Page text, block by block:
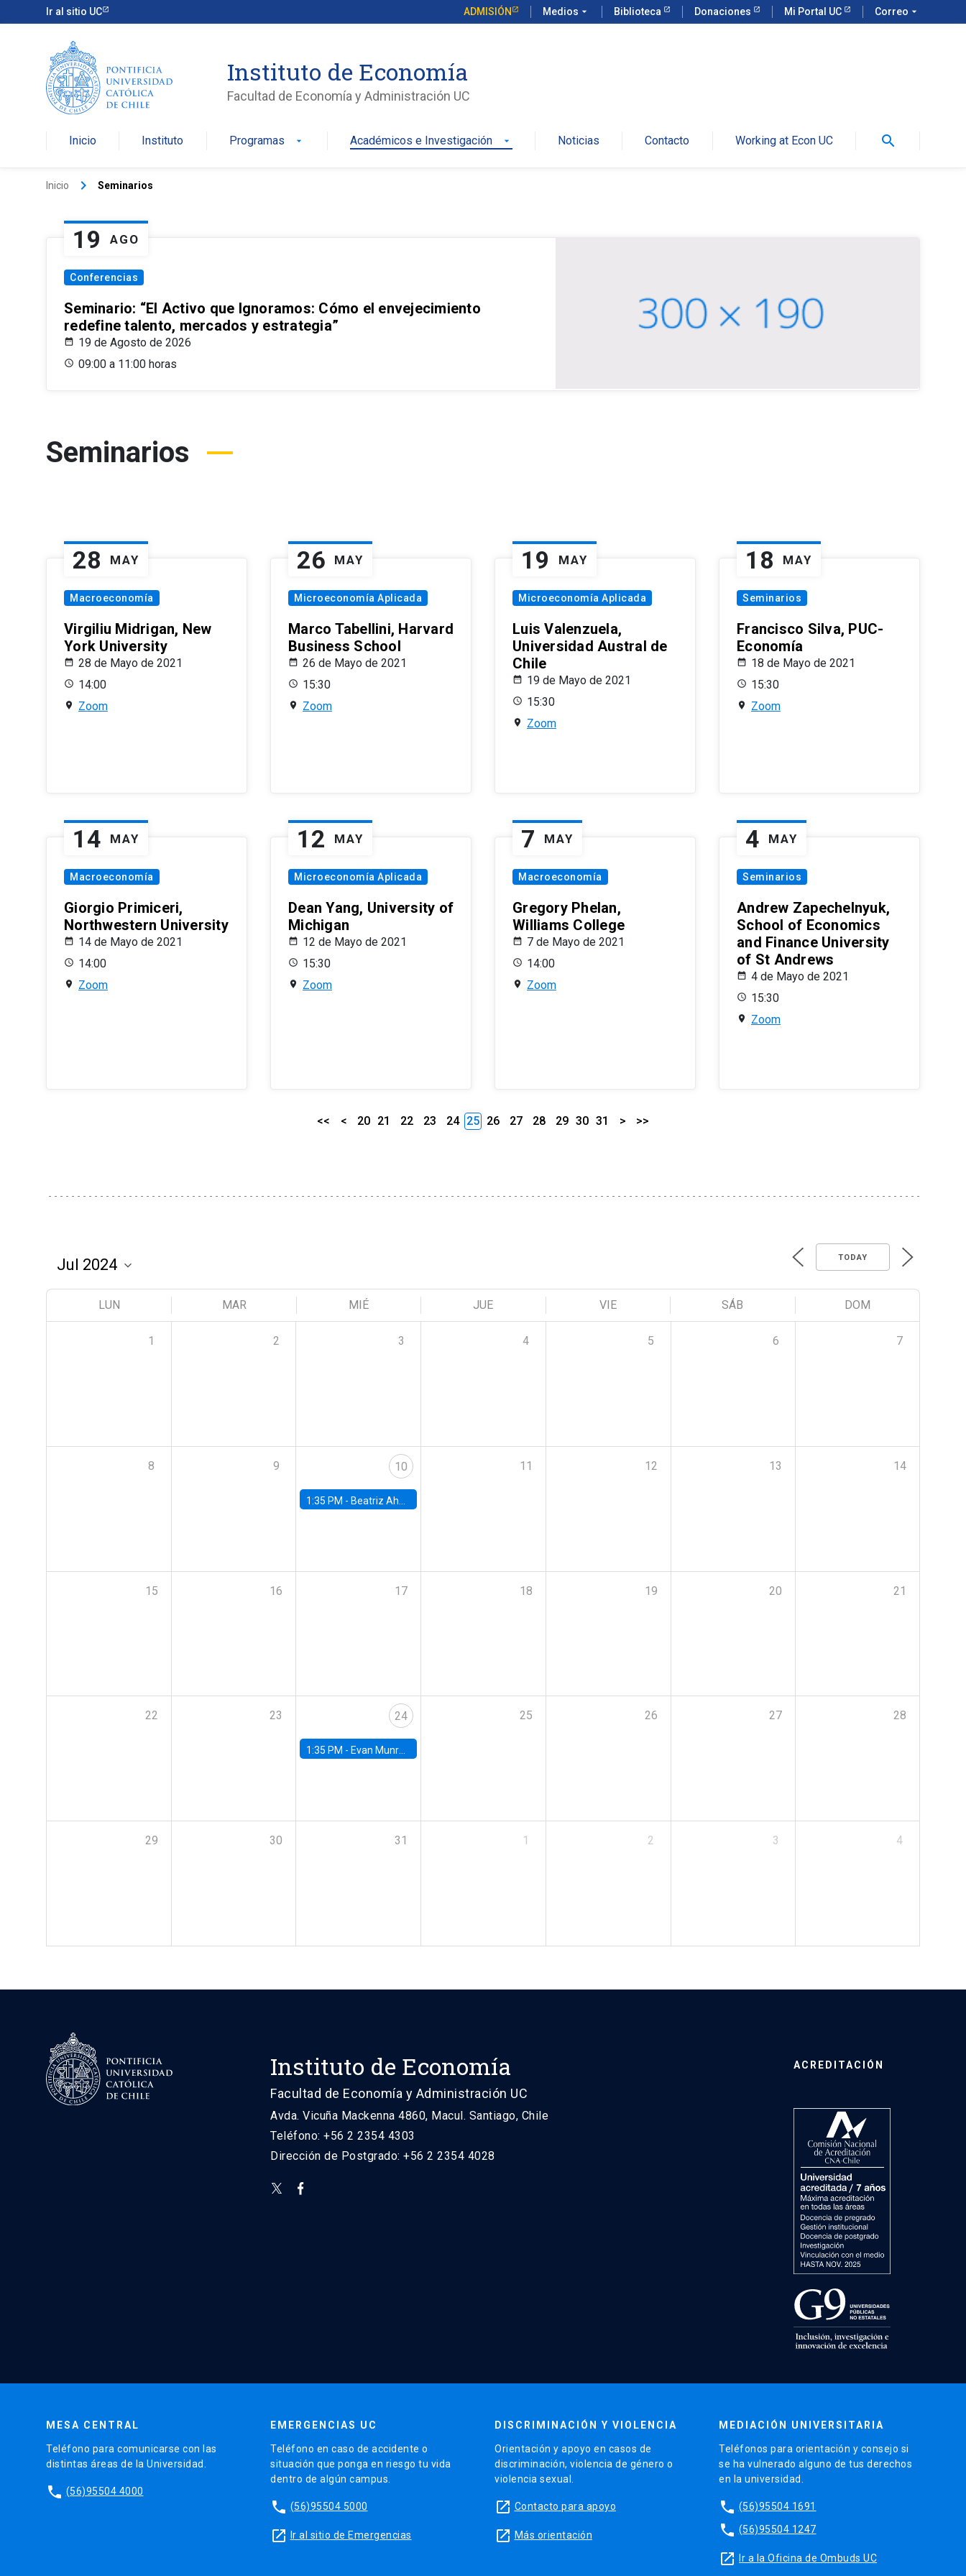
Ir al sitio UC ADMISIÓN Medios arrow_drop_down Biblioteca Donaciones Mi Portal UC Correo arrow_drop_down
Instituto de Economía
Facultad de Economía y Administración UC
Inicio Instituto Programas arrow_drop_down Académicos e Investigación arrow_drop_down Noticias Contacto Working at Econ UC search
Inicio keyboard_arrow_right Seminarios
19 AGO
Conferencias
Seminario: “El Activo que Ignoramos: Cómo el envejecimiento
redefine talento, mercados y estrategia”
19 de Agosto de 2026
09:00 a 11:00 horas
Seminarios
28 MAY
Macroeconomía
Virgiliu Midrigan, New
York University
28 de Mayo de 2021
14:00
Zoom
26 MAY
Microeconomía Aplicada
Marco Tabellini, Harvard
Business School
26 de Mayo de 2021
15:30
Zoom
19 MAY
Microeconomía Aplicada
Luis Valenzuela,
Universidad Austral de
Chile
19 de Mayo de 2021
15:30
Zoom
18 MAY
Seminarios
Francisco Silva, PUC-
Economía
18 de Mayo de 2021
15:30
Zoom
14 MAY
Macroeconomía
Giorgio Primiceri,
Northwestern University
14 de Mayo de 2021
14:00
Zoom
12 MAY
Microeconomía Aplicada
Dean Yang, University of
Michigan
12 de Mayo de 2021
15:30
Zoom
7 MAY
Macroeconomía
Gregory Phelan,
Williams College
7 de Mayo de 2021
14:00
Zoom
4 MAY
Seminarios
Andrew Zapechelnyuk,
School of Economics
and Finance University
of St Andrews
4 de Mayo de 2021
15:30
Zoom
<< < 20 21 22 23 24 25 26 27 28 29 30 31 > >>
TODAY
LUN MAR MIÉ JUE VIE SÁB DOM
1 2 3 4 5 6 7
8 9 10
1:35 PM - Beatriz Ahumada, PhD candidate, Universidad de Pittsburgh
11 12 13 14
15 16 17 18 19 20 21
22 23 24
1:35 PM - Evan Munro, Neyman Visiting Assistant Professor in the Department of Statistics at UC Berkeley
25 26 27 28
29 30 31 1 2 3 4
Instituto de Economía
Facultad de Economía y Administración UC
Avda. Vicuña Mackenna 4860, Macul. Santiago, Chile
Teléfono: +56 2 2354 4303
Dirección de Postgrado: +56 2 2354 4028
ACREDITACIÓN
MESA CENTRAL
Teléfono para comunicarse con las
distintas áreas de la Universidad.
phone (56)95504 4000
EMERGENCIAS UC
Teléfono en caso de accidente o
situación que ponga en riesgo tu vida
dentro de algún campus.
phone (56)95504 5000
launch Ir al sitio de Emergencias
DISCRIMINACIÓN Y VIOLENCIA
Orientación y apoyo en casos de
discriminación, violencia de género o
violencia sexual.
launch Contacto para apoyo
launch Más orientación
MEDIACIÓN UNIVERSITARIA
Teléfonos para orientación y consejo si
se ha vulnerado alguno de tus derechos
en la universidad.
phone (56)95504 1691
phone (56)95504 1247
launch Ir a la Oficina de Ombuds UC